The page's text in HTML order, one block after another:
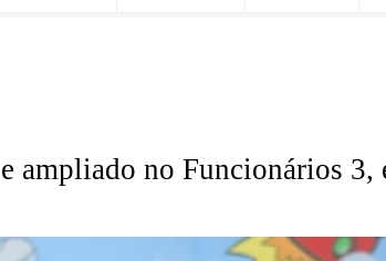
no Funcionários 3,